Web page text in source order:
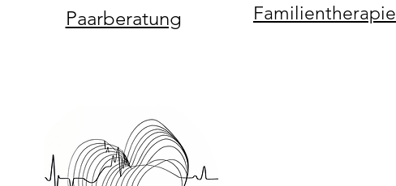
Paarberatung Familientherapie